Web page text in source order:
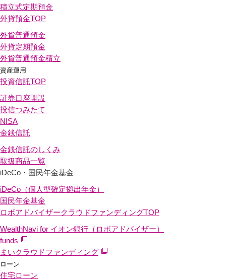
積立式定期預金
外貨預金TOP
外貨普通預金
外貨定期預金
外貨普通預金積立
資産運用
投資信託TOP
証券口座開設
投信つみたて
NISA
金銭信託
金銭信託のしくみ
取扱商品一覧
iDeCo・国民年金基金
iDeCo（個人型確定拠出年金）
国民年金基金
ロボアドバイザークラウドファンディングTOP
WealthNavi for イオン銀行（ロボアドバイザー）
funds
まいクラウドファンディング
ローン
住宅ローン